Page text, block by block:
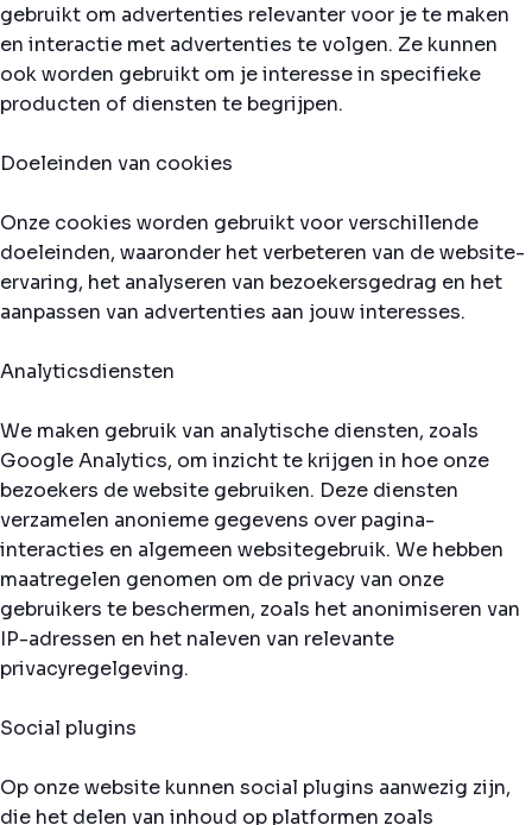
gebruikt om advertenties relevanter voor je te maken
en interactie met advertenties te volgen. Ze kunnen
ook worden gebruikt om je interesse in specifieke
producten of diensten te begrijpen.
Doeleinden van cookies
Onze cookies worden gebruikt voor verschillende
doeleinden, waaronder het verbeteren van de website-
ervaring, het analyseren van bezoekersgedrag en het
aanpassen van advertenties aan jouw interesses.
Analyticsdiensten
We maken gebruik van analytische diensten, zoals
Google Analytics, om inzicht te krijgen in hoe onze
bezoekers de website gebruiken. Deze diensten
verzamelen anonieme gegevens over pagina-
interacties en algemeen websitegebruik. We hebben
maatregelen genomen om de privacy van onze
gebruikers te beschermen, zoals het anonimiseren van
IP-adressen en het naleven van relevante
privacyregelgeving.
Social plugins
Op onze website kunnen social plugins aanwezig zijn,
die het delen van inhoud op platformen zoals